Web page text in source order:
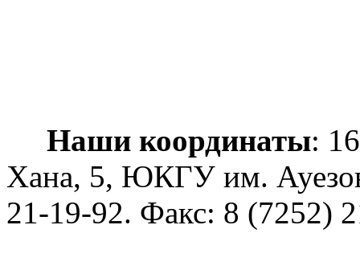
Наши координаты:
Хана, 5, ЮКГУ им.
21-19-92. Факс: 8 (7252)